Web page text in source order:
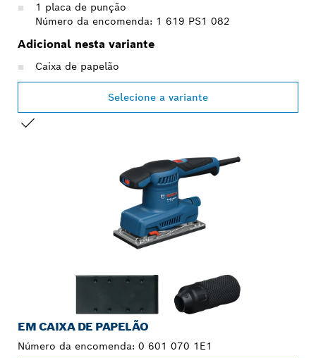
1 placa de punção
Número da encomenda: 1 619 PS1 082
Adicional nesta variante
Caixa de papelão
Selecione a variante
EM CAIXA DE PAPELÃO
Número da encomenda: 0 601 070 1E1